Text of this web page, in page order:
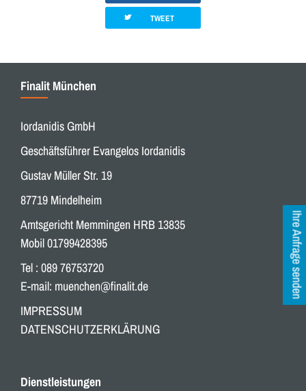
twitterbird TWEET
Finalit München
Iordanidis GmbH
Geschäftsführer Evangelos Iordanidis
Gustav Müller Str. 19
87719 Mindelheim
Amtsgericht Memmingen HRB 13835
Mobil 01799428395
Tel : 089 76753720
E-mail: muenchen@finalit.de
IMPRESSUM
DATENSCHUTZERKLÄRUNG
Dienstleistungen
Ihre Anfrage senden